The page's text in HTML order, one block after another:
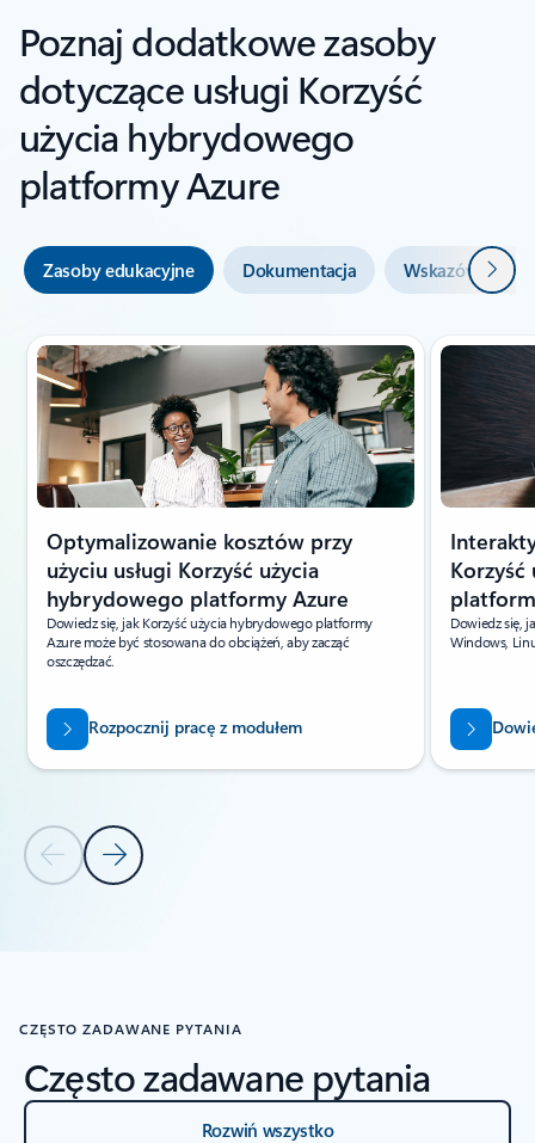
Poznaj dodatkowe zasoby
dotyczące usługi Korzyść
użycia hybrydowego
platformy Azure
Zasoby edukacyjne Dokumentacja Wskazówki iDalej
Pokazywanie slajdu 1 z 3
Poprzedni slajdNastępny slajd
Optymalizowanie kosztów przy
użyciu usługi Korzyść użycia
hybrydowego platformy Azure
Dowiedz się, jak Korzyść użycia hybrydowego platformy
Azure może być stosowana do obciążeń, aby zacząć
oszczędzać.
Rozpocznij pracę z modułem
Dowiedz się,
Windows,
CZĘSTO ZADAWANE PYTANIA
Często zadawane pytania
Rozwiń wszystko